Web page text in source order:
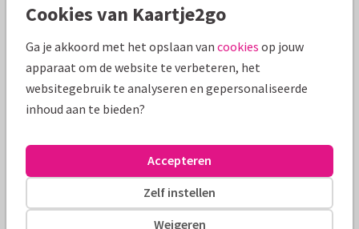
Productinformatie
en eieren. Uit de serie 'Lang Leve de Boerderij!' van Rien
Poortvliet.
Alle kaarten zijn helemaal naar wens aan te passen
Cookies van Kaartje2go
Ga je akkoord met het opslaan van cookies op jouw
apparaat om de website te verbeteren, het
websitegebruik te analyseren en gepersonaliseerde
inhoud aan te bieden?
Weigeren
Zelf instellen
Accepteren